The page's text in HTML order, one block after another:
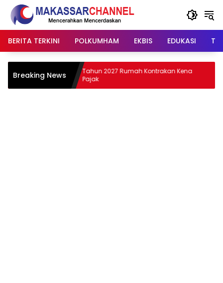
Langsung
konten
BERITA TERKINI
POLKUMHAM EKBIS EDUKASI
Breaking NewsTahun 2027 Rumah Kontrakan Kena
Pajak